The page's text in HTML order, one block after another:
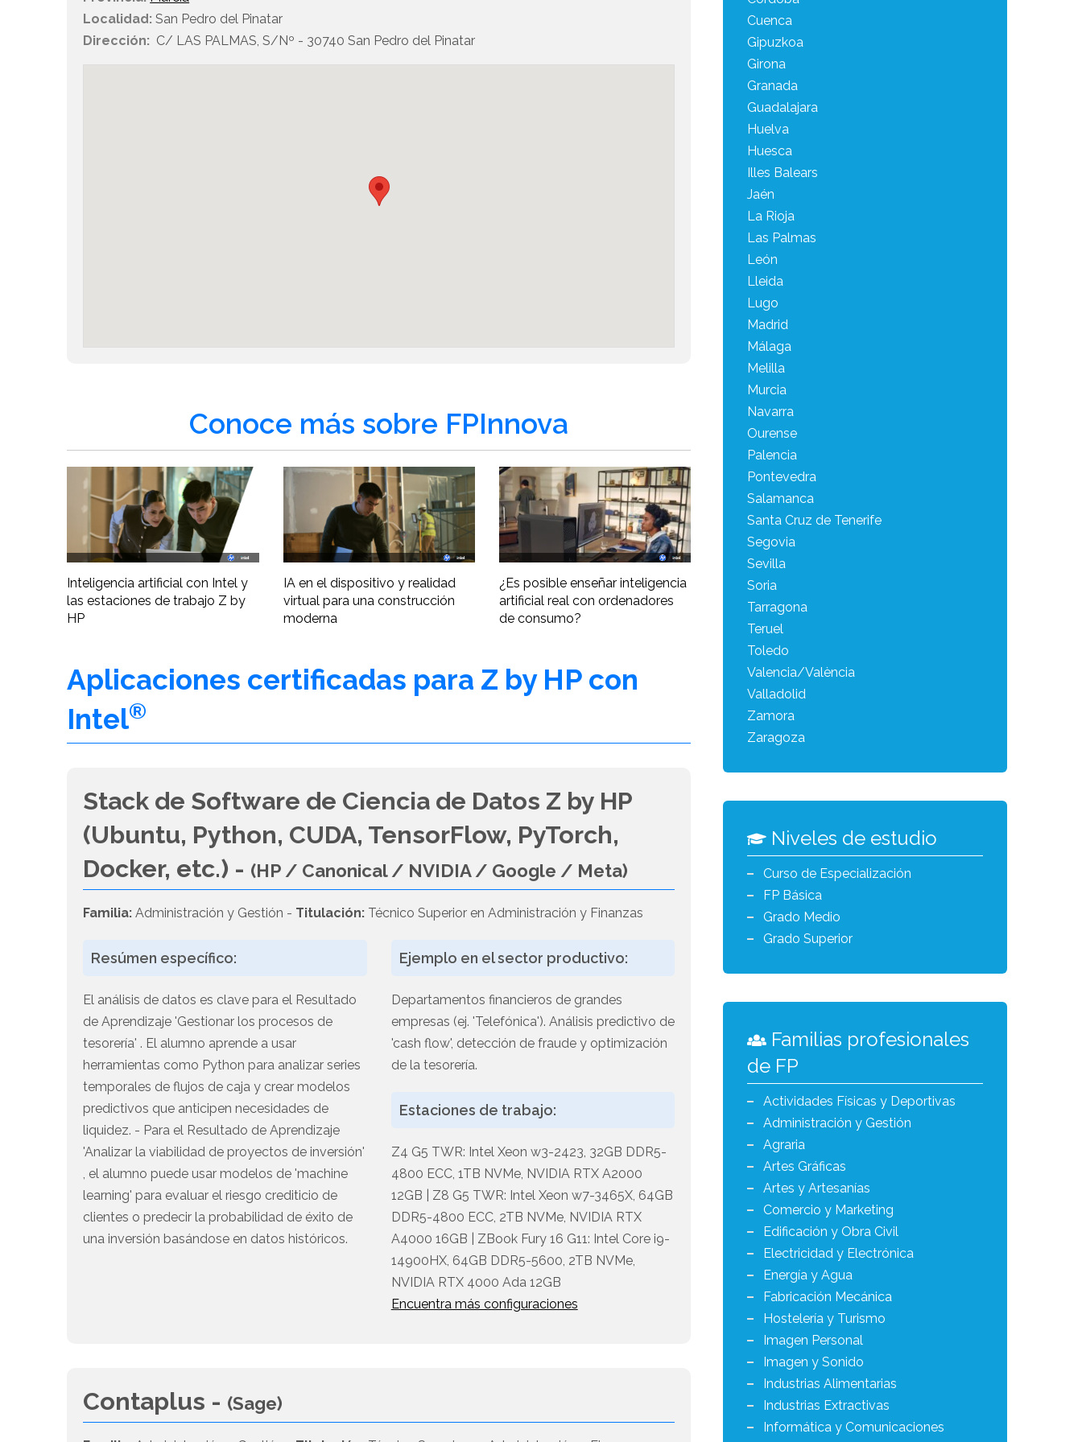
Localidad: San Pedro del Pinatar
Dirección: C/ LAS PALMAS, S/Nº - 30740 San Pedro del Pinatar
Conoce más sobre FPInnova
Inteligencia artificial con Intel y
las estaciones de trabajo Z by
HP
IA en el dispositivo y realidad
virtual para una construcción
moderna
¿Es posible enseñar inteligencia
artificial real con ordenadores
de consumo?
Aplicaciones certificadas para Z by HP con
Intel®
Stack de Software de Ciencia de Datos Z by HP
(Ubuntu, Python, CUDA, TensorFlow, PyTorch,
Docker, etc.) - (HP / Canonical / NVIDIA / Google / Meta)
Familia: Administración y Gestión - Titulación: Técnico Superior en Administración y Finanzas
Resúmen específico:
El análisis de datos es clave para el Resultado
de Aprendizaje 'Gestionar los procesos de
tesorería' . El alumno aprende a usar
herramientas como Python para analizar series
temporales de flujos de caja y crear modelos
predictivos que anticipen necesidades de
liquidez. - Para el Resultado de Aprendizaje
'Analizar la viabilidad de proyectos de inversión'
, el alumno puede usar modelos de 'machine
learning' para evaluar el riesgo crediticio de
clientes o predecir la probabilidad de éxito de
una inversión basándose en datos históricos.
Ejemplo en el sector productivo:
Departamentos financieros de grandes
empresas (ej. 'Telefónica'). Análisis predictivo de
'cash flow', detección de fraude y optimización
de la tesorería.
Estaciones de trabajo:
Z4 G5 TWR: Intel Xeon w3-2423, 32GB DDR5-
4800 ECC, 1TB NVMe, NVIDIA RTX A2000
12GB | Z8 G5 TWR: Intel Xeon w7-3465X, 64GB
DDR5-4800 ECC, 2TB NVMe, NVIDIA RTX
A4000 16GB | ZBook Fury 16 G11: Intel Core i9-
14900HX, 64GB DDR5-5600, 2TB NVMe,
NVIDIA RTX 4000 Ada 12GB
Encuentra más configuraciones
Contaplus - (Sage)
Cuenca
Gipuzkoa
Girona
Granada
Guadalajara
Huelva
Huesca
Illes Balears
Jaén
La Rioja
Las Palmas
León
Lleida
Lugo
Madrid
Málaga
Melilla
Murcia
Navarra
Ourense
Palencia
Pontevedra
Salamanca
Santa Cruz de Tenerife
Segovia
Sevilla
Soria
Tarragona
Teruel
Toledo
Valencia/València
Valladolid
Zamora
Zaragoza
Niveles de estudio
Curso de Especialización
FP Básica
Grado Medio
Grado Superior
Familias profesionales
de FP
Actividades Físicas y Deportivas
Administración y Gestión
Agraria
Artes Gráficas
Artes y Artesanías
Comercio y Marketing
Edificación y Obra Civil
Electricidad y Electrónica
Energía y Agua
Fabricación Mecánica
Hostelería y Turismo
Imagen Personal
Imagen y Sonido
Industrias Alimentarias
Industrias Extractivas
Informática y Comunicaciones